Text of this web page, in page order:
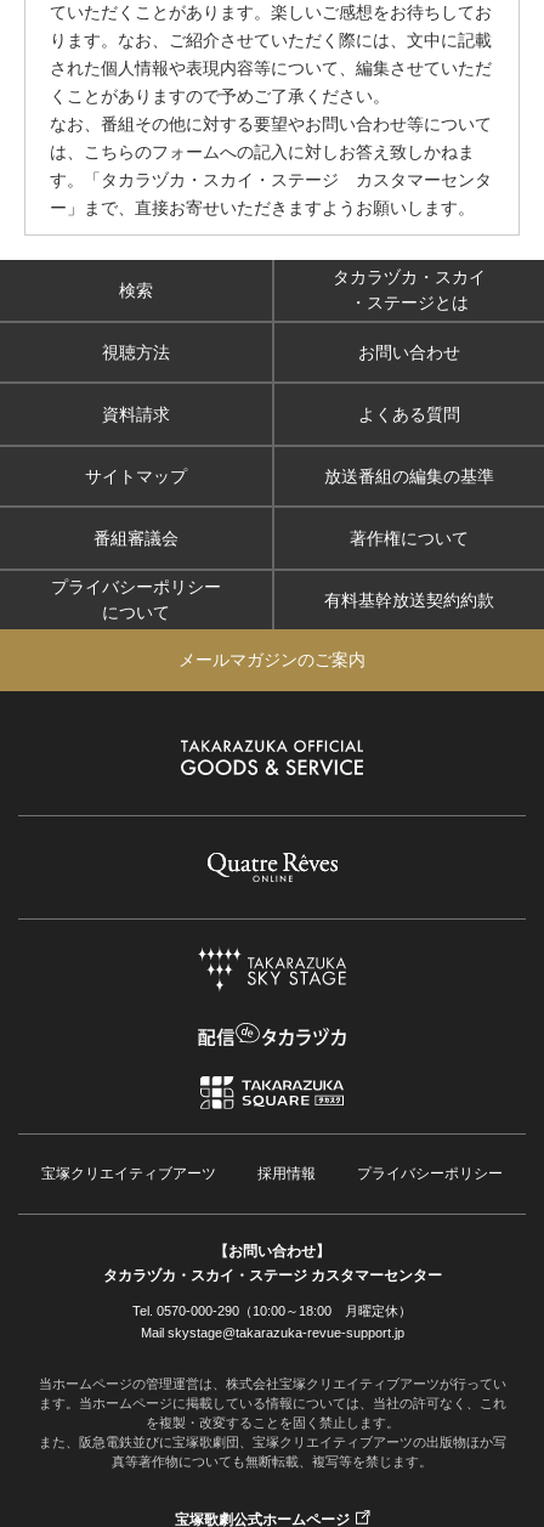
ていただくことがあります。楽しいご感想をお待ちしてお
ります。なお、ご紹介させていただく際には、文中に記載
された個人情報や表現内容等について、編集させていただ
くことがありますので予めご了承ください。
なお、番組その他に対する要望やお問い合わせ等について
は、こちらのフォームへの記入に対しお答え致しかねま
す。「タカラヅカ・スカイ・ステージ カスタマーセンタ
ー」まで、直接お寄せいただきますようお願いします。
検索
タカラヅカ・スカイ
・ステージとは
視聴方法 お問い合わせ
資料請求 よくある質問
サイトマップ 放送番組の編集の基準
番組審議会 著作権について
プライバシーポリシー
について
有料基幹放送契約約款
メールマガジンのご案内
宝塚クリエイティブアーツ 採用情報 プライバシーポリシー
【お問い合わせ】
タカラヅカ・スカイ・ステージ カスタマーセンター
Tel. 0570-000-290（10:00～18:00 月曜定休）
Mail skystage@takarazuka-revue-support.jp
当ホームページの管理運営は、株式会社宝塚クリエイティブアーツが行ってい
ます。当ホームページに掲載している情報については、当社の許可なく、これ
を複製・改変することを固く禁止します。
また、阪急電鉄並びに宝塚歌劇団、宝塚クリエイティブアーツの出版物ほか写
真等著作物についても無断転載、複写等を禁じます。
宝塚歌劇公式ホームページ